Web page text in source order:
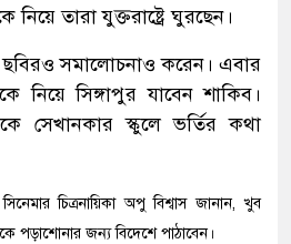
নিয়ে তারা যুক্তরাষ্ট্রে ঘুরছেন।
সমালোচনাও করেন। এবার
নিয়ে সিঙ্গাপুর যাবেন শাকিব।
সেখানকার স্কুলে ভর্তির কথা
চিত্রনায়িকা অপু বিশ্বাস জানান, খুব
পড়াশোনার জন্য বিদেশে পাঠাবেন।